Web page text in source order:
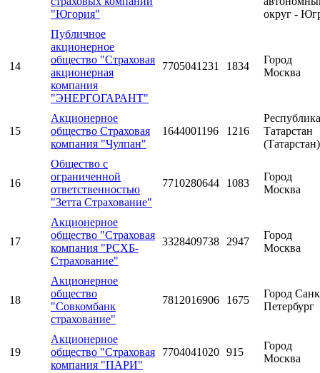
"Югория"
округ -
14
Публичное
акционерное
общество "Страховая
акционерная
компания
"ЭНЕРГОГАРАНТ"
7705041231 1834
Город
Москва
15
Акционерное
общество Страховая
компания "Чулпан"
1644001196 1216
Республика
Татарстан
(Татарстан)
16
Общество с
ограниченной
ответственностью
"Зетта Страхование"
7710280644 1083
Город
Москва
17
Акционерное
общество "Страховая
компания "РСХБ-
Страхование"
3328409738 2947
Город
Москва
18
Акционерное
общество
"Совкомбанк
страхование"
7812016906 1675
Город
Петербург
19
Акционерное
общество "Страховая
компания "ПАРИ"
7704041020 915
Город
Москва